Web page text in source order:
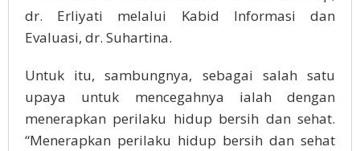
dr. Erliyati melalui Kabid Informasi dan
Evaluasi, dr. Suhartina.
Untuk itu, sambungnya, sebagai salah satu
upaya untuk mencegahnya ialah dengan
menerapkan perilaku hidup bersih dan sehat.
“Menerapkan perilaku hidup bersih dan sehat